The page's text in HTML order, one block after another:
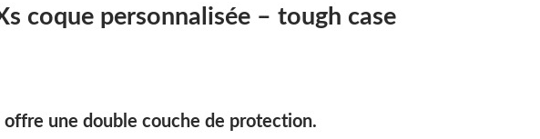
coque personnalisée – tough case
offre une double couche de protection.